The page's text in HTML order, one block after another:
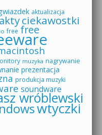
aktualizacja
ciekawostki
free free
muzyka nagrywanie
prezentacja
produkcja muzyki
soundware
wróblewski
wtyczki